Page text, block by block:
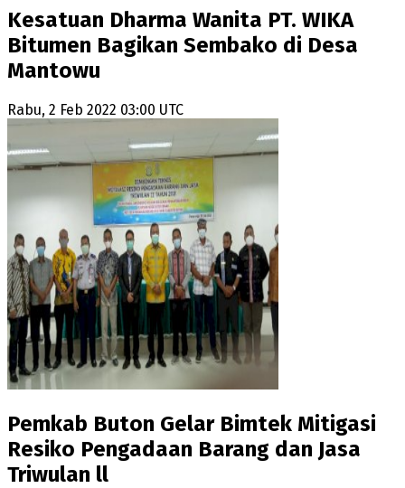
Kesatuan Dharma Wanita PT. WIKA
Bitumen Bagikan Sembako di Desa
Mantowu
Rabu, 2 Feb 2022 03:00 UTC
Pemkab Buton Gelar Bimtek Mitigasi
Resiko Pengadaan Barang dan Jasa
Triwulan ll